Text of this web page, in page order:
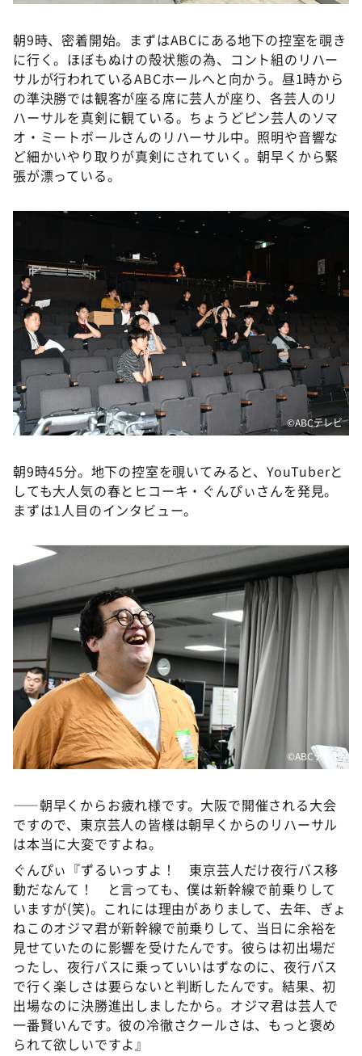
朝9時、密着開始。まずはABCにある地下の控室を覗き
に行く。ほぼもぬけの殻状態の為、コント組のリハー
サルが行われているABCホールへと向かう。昼1時から
の準決勝では観客が座る席に芸人が座り、各芸人のリ
ハーサルを真剣に観ている。ちょうどピン芸人のソマ
オ・ミートボールさんのリハーサル中。照明や音響な
ど細かいやり取りが真剣にされていく。朝早くから緊
張が漂っている。
©️ABCテレビ
朝9時45分。地下の控室を覗いてみると、YouTuberと
しても大人気の春とヒコーキ・ぐんぴぃさんを発見。
まずは1人目のインタビュー。
©️ABCテレビ
――朝早くからお疲れ様です。大阪で開催される大会
ですので、東京芸人の皆様は朝早くからのリハーサル
は本当に大変ですよね。
ぐんぴぃ『ずるいっすよ！ 東京芸人だけ夜行バス移
動だなんて！ と言っても、僕は新幹線で前乗りして
いますが(笑)。これには理由がありまして、去年、ぎょ
ねこのオジマ君が新幹線で前乗りして、当日に余裕を
見せていたのに影響を受けたんです。彼らは初出場だ
ったし、夜行バスに乗っていいはずなのに、夜行バス
で行く楽しさは要らないと判断したんです。結果、初
出場なのに決勝進出しましたから。オジマ君は芸人で
一番賢いんです。彼の冷徹さクールさは、もっと褒め
られて欲しいですよ』